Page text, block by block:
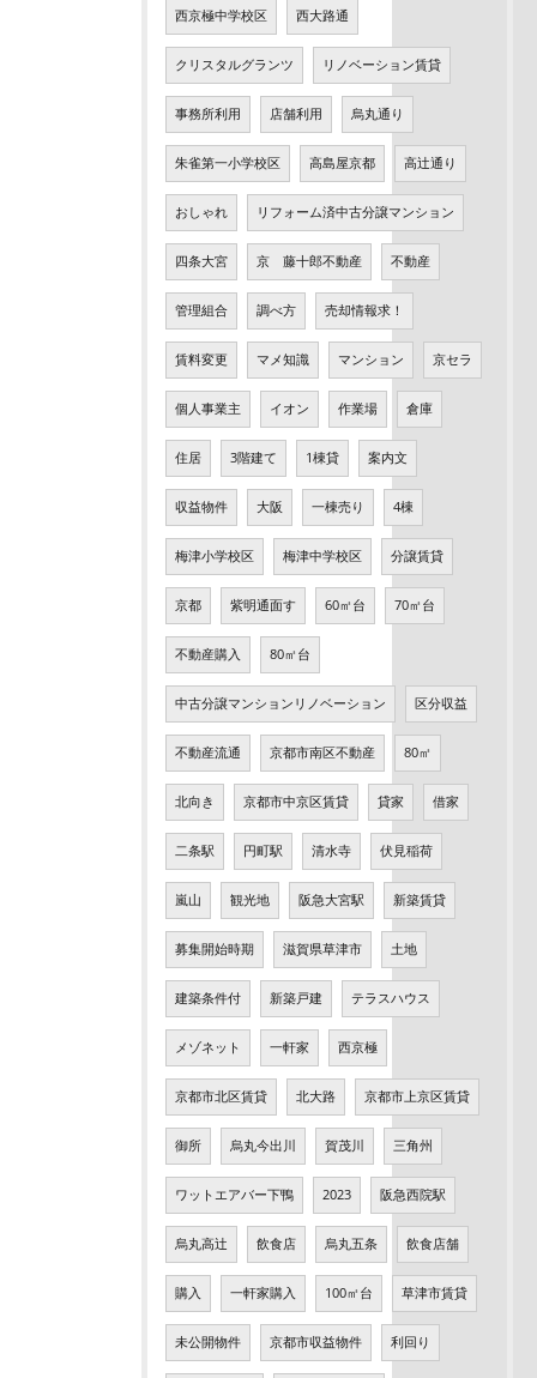
西京極中学校区 西大路通
クリスタルグランツ リノベーション賃貸
事務所利用 店舗利用 烏丸通り
朱雀第一小学校区 高島屋京都 高辻通り
おしゃれ リフォーム済中古分譲マンション
四条大宮 京 藤十郎不動産 不動産
管理組合 調べ方 売却情報求！
賃料変更 マメ知識 マンション 京セラ
個人事業主 イオン 作業場 倉庫
住居 3階建て 1棟貸 案内文
収益物件 大阪 一棟売り 4棟
梅津小学校区 梅津中学校区 分譲賃貸
京都 紫明通面す 60㎡台 70㎡台
不動産購入 80㎡台
中古分譲マンションリノベーション 区分収益
不動産流通 京都市南区不動産 80㎡
北向き 京都市中京区賃貸 貸家 借家
二条駅 円町駅 清水寺 伏見稲荷
嵐山 観光地 阪急大宮駅 新築賃貸
募集開始時期 滋賀県草津市 土地
建築条件付 新築戸建 テラスハウス
メゾネット 一軒家 西京極
京都市北区賃貸 北大路 京都市上京区賃貸
御所 烏丸今出川 賀茂川 三角州
ワットエアバー下鴨 2023 阪急西院駅
烏丸高辻 飲食店 烏丸五条 飲食店舗
購入 一軒家購入 100㎡台 草津市賃貸
未公開物件 京都市収益物件 利回り